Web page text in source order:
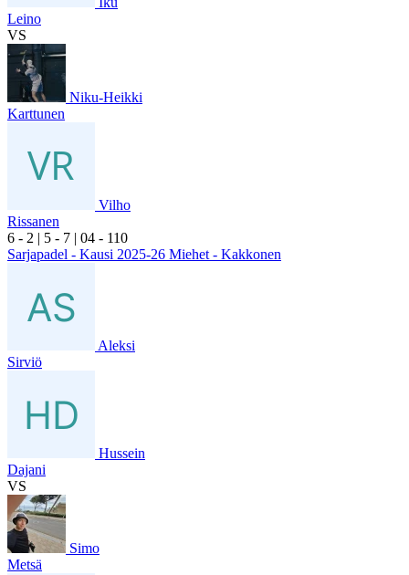
Leino
VS
Niku-Heikki
Karttunen
Vilho
Rissanen
6 - 2 | 5 - 7 | 04 - 110
Sarjapadel - Kausi 2025-26 Miehet - Kakkonen
Aleksi
Sirviö
Hussein
Dajani
VS
Simo
Metsä